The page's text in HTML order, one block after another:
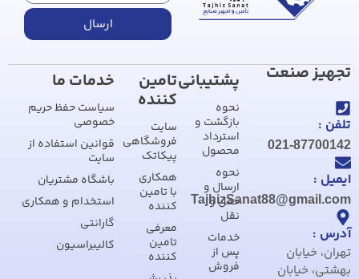
ارسال
تجهیز صنعت
تلفن :
021-87700142
ایمیل :
TajhizSanat88@gmail.com
آدرس :
تهران، خیابان
بهشتی، خیابان
پشتیبانی
نحوه
بازگشت و
استرداد
محصول
نحوه
ارسال و
حمل و
نقل
خدمات
پس از
فروش
تامین
کننده
سایت
فروشگاهی
پیکاتک
همکاری
با تامین
کننده
معرفی
تامین
کننده
خدمات ما
سیاست حفظ حریم
خصوصی
قوانین استفاده از
سایت
باشگاه مشتریان
استخدام و همکاری
گارانتی
کالیبراسیون